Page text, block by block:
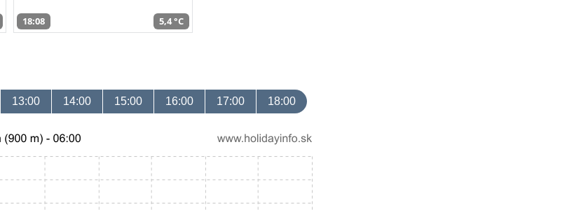
18:08 5,4 °C
13:00 14:00 15:00 16:00 17:00 18:00